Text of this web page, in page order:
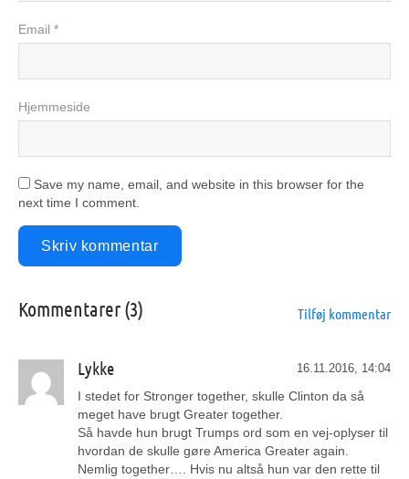
Email *
Hjemmeside
Save my name, email, and website in this browser for the
next time I comment.
Kommentarer (3) Tilføj kommentar
Lykke 16.11.2016, 14:04
I stedet for Stronger together, skulle Clinton da så
meget have brugt Greater together.
Så havde hun brugt Trumps ord som en vej-oplyser til
hvordan de skulle gøre America Greater again.
Nemlig together…. Hvis nu altså hun var den rette til